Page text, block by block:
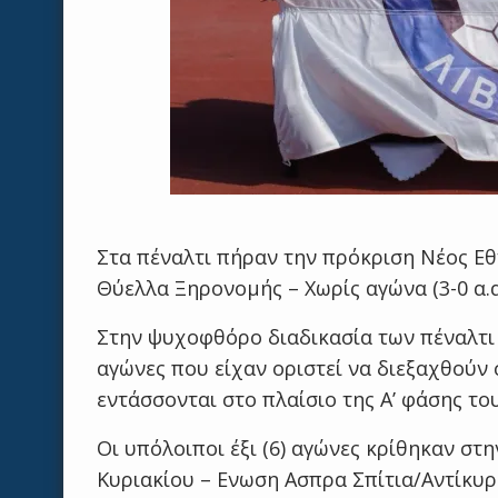
Στα πέναλτι πήραν την πρόκριση Νέος
Θύελλα Ξηρονομής – Χωρίς αγώνα (3-0
Στην ψυχοφθόρο διαδικασία των
αγώνες που είχαν οριστεί να
εντάσσονται στο πλαίσιο της Α’ φάσης
Οι υπόλοιποι έξι (6) αγώνες κρίθηκαν
Κυριακίου – Ενωση Ασπρα Σπίτια/